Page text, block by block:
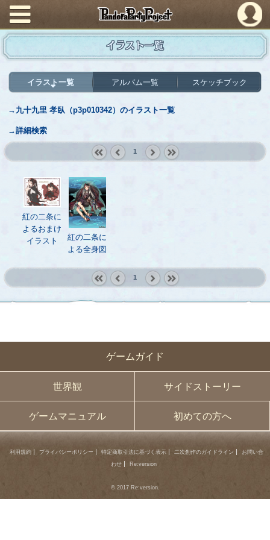
PandoraPartyProject
ゲームガイド
世界観 サイドストーリー
ゲームマニュアル 初めての方へ
イラスト一覧
イラスト一覧 アルバム一覧 スケッチブック
→九十九里 孝臥（p3p010342）のイラスト一覧
→詳細検索
1
紅の二条に
よるおまけ
イラスト
紅の二条に
よる全身図
prev
1
利用規約 プライバシーポリシー 特定商取引法に基づく表示 二次創作のガイドライン
お問い合
わせ
Re:version
© 2017 Re:version.